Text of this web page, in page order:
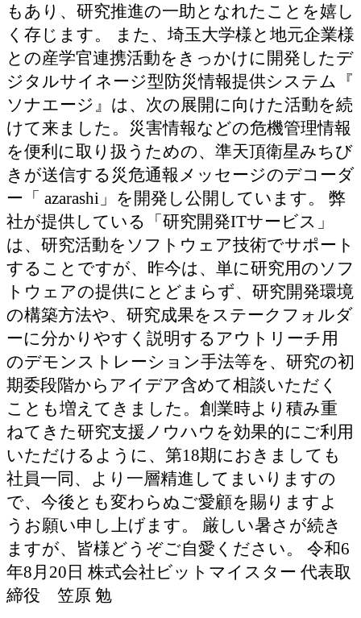
もあり、研究推進の一助となれたことを嬉し
く存じます。 また、埼玉大学様と地元企業様
との産学官連携活動をきっかけに開発したデ
ジタルサイネージ型防災情報提供システム『
ソナエージ』は、次の展開に向けた活動を続
けて来ました。災害情報などの危機管理情報
を便利に取り扱うための、準天頂衛星みちび
きが送信する災危通報メッセージのデコーダ
ー「 azarashi」を開発し公開しています。 弊
社が提供している「研究開発ITサービス」
は、研究活動をソフトウェア技術でサポート
することですが、昨今は、単に研究用のソフ
トウェアの提供にとどまらず、研究開発環境
の構築方法や、研究成果をステークフォルダ
ーに分かりやすく説明するアウトリーチ用
のデモンストレーション手法等を、研究の初
期委段階からアイデア含めて相談いただく
ことも増えてきました。創業時より積み重
ねてきた研究支援ノウハウを効果的にご利用
いただけるように、第18期におきましても
社員一同、より一層精進してまいりますの
で、今後とも変わらぬご愛顧を賜りますよ
うお願い申し上げます。 厳しい暑さが続き
ますが、皆様どうぞご自愛ください。 令和6
年8月20日 株式会社ビットマイスター 代表取
締役 笠原 勉